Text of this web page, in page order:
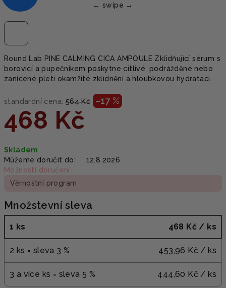
Round Lab PINE CALMING CICA AMPOULE Zklidňující sérum s
borovicí a pupečníkem poskytne citlivé, podrážděné nebo
zanícené pleti okamžité zklidnění a hloubkovou hydrataci.
standardní cena: 564 Kč –17 %
468 Kč
cena:
Skladem
Můžeme doručit do:
12.8.2026
Možnosti doručení
Věrnostní program
Množstevní sleva
1 ks 468 Kč / ks
2 ks = sleva 3 % 453,96 Kč / ks
3 a více ks = sleva 5 % 444,60 Kč / ks